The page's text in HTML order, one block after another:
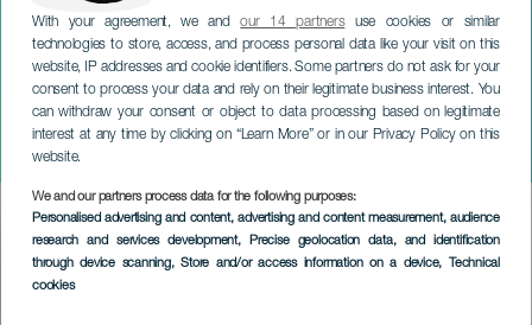
With your agreement, we andour 14 partnersuse cookies or similar
technologies to store, access, and process personal data like your visit on this
website, IP addresses and cookie identifiers. Some partners do not ask for your
consent to process your data and rely on their legitimate business interest. You
can withdraw your consent or object to data processing based on legitimate
interest at any time by clicking on “Learn More” or in our Privacy Policy on this
website.
We and our partners process data for the following purposes:
Personalised advertising and content, advertising and content measurement, audience
research and services development, Precise geolocation data, and identification
through device scanning, Store and/or access information on a device, Technical
cookies
Gira Monólogo. No solo
duelen los golpes. Gran
Canaria
GRAN CANARIA
Imagen
Listado